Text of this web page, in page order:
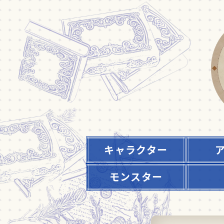
キャラクター
モンスター